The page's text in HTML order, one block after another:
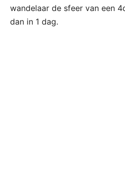
wandelaar de sfeer van een
dan in 1 dag.